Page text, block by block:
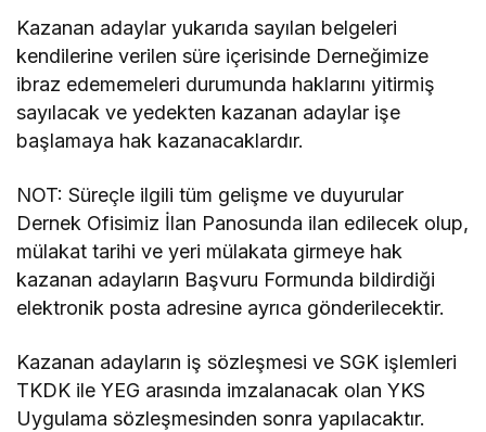
Kazanan adaylar yukarıda sayılan belgeleri
kendilerine verilen süre içerisinde Derneğimize
ibraz edememeleri durumunda haklarını yitirmiş
sayılacak ve yedekten kazanan adaylar işe
başlamaya hak kazanacaklardır.
NOT: Süreçle ilgili tüm gelişme ve duyurular
Dernek Ofisimiz İlan Panosunda ilan edilecek olup,
mülakat tarihi ve yeri mülakata girmeye hak
kazanan adayların Başvuru Formunda bildirdiği
elektronik posta adresine ayrıca gönderilecektir.
Kazanan adayların iş sözleşmesi ve SGK işlemleri
TKDK ile YEG arasında imzalanacak olan YKS
Uygulama sözleşmesinden sonra yapılacaktır.